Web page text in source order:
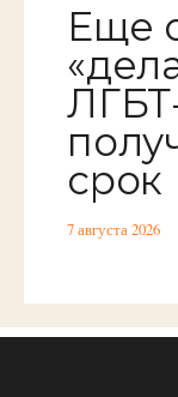
Еще
срок
7 августа 2026